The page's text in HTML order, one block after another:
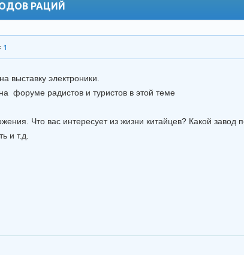
РАЦИЙ
1
выставку электроники.
форуме радистов и туристов в этой теме
Что вас интересует из жизни китайцев? Какой завод
и т.д.